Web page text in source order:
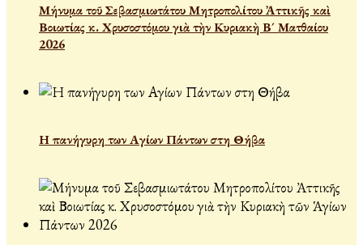
Μήνυμα τοῦ Σεβασμιωτάτου Μητροπολίτου Ἀττικῆς καὶ
Βοιωτίας κ. Χρυσοστόμου γιὰ τὴν Κυριακὴ Β´ Ματθαίου
2026
Η πανήγυρη των Αγίων Πάντων στη Θήβα